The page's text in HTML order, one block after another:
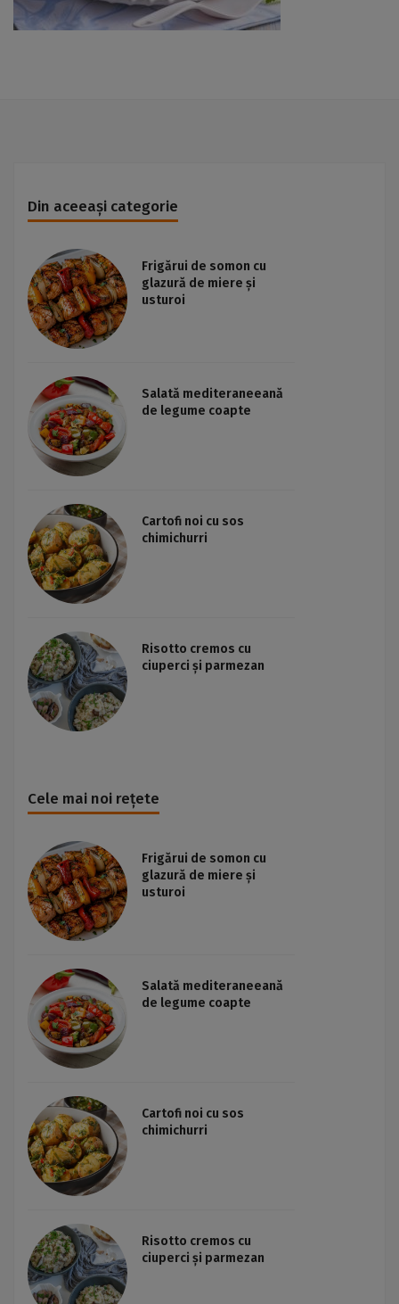
Din aceeași categorie
Frigărui de somon cu
glazură de miere și
usturoi
Salată mediteraneeană
de legume coapte
Cartofi noi cu sos
chimichurri
Risotto cremos cu
ciuperci și parmezan
Cele mai noi rețete
Frigărui de somon cu
glazură de miere și
usturoi
Salată mediteraneeană
de legume coapte
Cartofi noi cu sos
chimichurri
Risotto cremos cu
ciuperci și parmezan